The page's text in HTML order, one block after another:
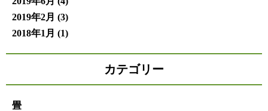
2019年2月 (3)
2018年1月 (1)
カテゴリー
畳